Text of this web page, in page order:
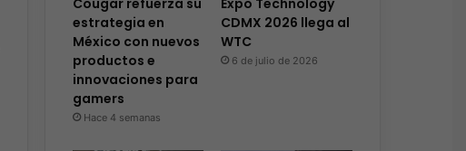
Cougar refuerza su
estrategia en
México con nuevos
productos e
innovaciones para
gamers
Hace 4 semanas
Expo Technology
CDMX 2026 llega al
WTC
6 de julio de 2026